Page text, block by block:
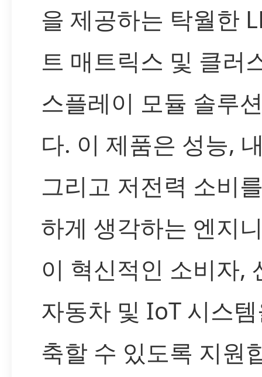
을 제공하는 탁월한
트 매트릭스 및 클러
스플레이 모듈 솔루
다. 이 제품은 성능,
그리고 저전력 소비
하게 생각하는 엔지
이 혁신적인 소비자,
자동차 및 IoT 시스
축할 수 있도록 지원